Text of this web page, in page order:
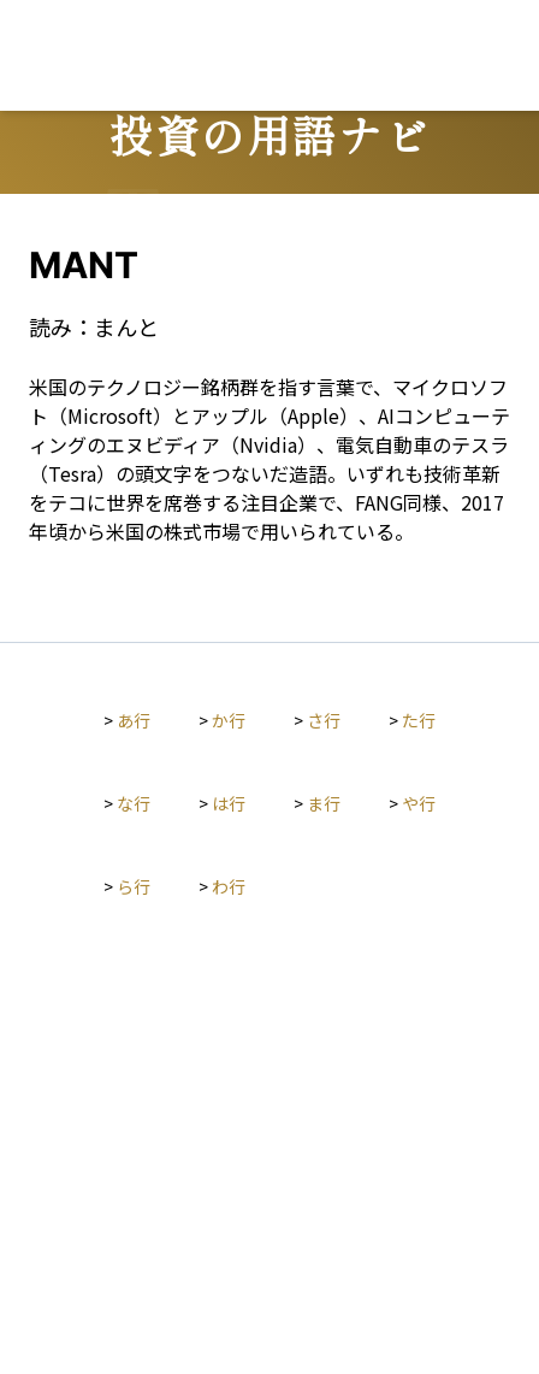
投資の用語ナビ
Terms
MANT
読み： まんと
米国のテクノロジー銘柄群を指す言葉で、マイクロソフ
ト（Microsoft）とアップル（Apple）、AIコンピューテ
ィングのエヌビディア（Nvidia）、電気自動車のテスラ
（Tesra）の頭文字をつないだ造語。いずれも技術革新
をテコに世界を席巻する注目企業で、FANG同様、2017
年頃から米国の株式市場で用いられている。
> あ行 >か行 > さ行 > た行
> な行 > は行 > ま行 > や行
> ら行 > わ行